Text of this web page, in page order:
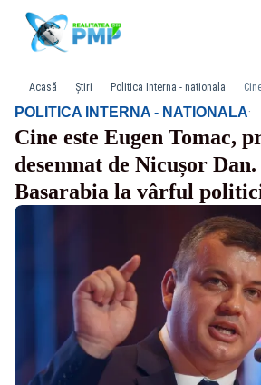
Acasă Știri Politica Interna - nationala
POLITICA INTERNA - NATIONALA·
Cine este Eugen Tomac,
desemnat de Nicușor
Basarabia la vârful